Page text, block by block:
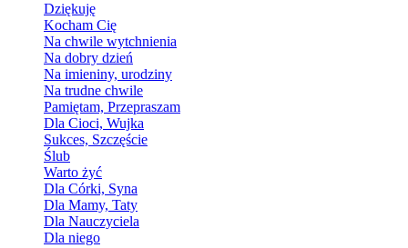
Dziękuję
Kocham Cię
Na chwile wytchnienia
Na dobry dzień
Na imieniny, urodziny
Na trudne chwile
Pamiętam, Przepraszam
Dla Cioci, Wujka
Sukces, Szczęście
Ślub
Warto żyć
Dla Córki, Syna
Dla Mamy, Taty
Dla Nauczyciela
Dla niego